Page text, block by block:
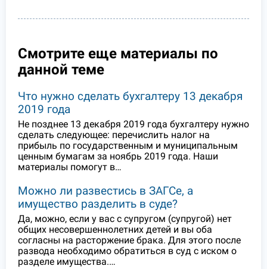
Смотрите еще материалы по
данной теме
Что нужно сделать бухгалтеру 13 декабря
2019 года
Не позднее 13 декабря 2019 года бухгалтеру нужно
сделать следующее: перечислить налог на
прибыль по государственным и муниципальным
ценным бумагам за ноябрь 2019 года. Наши
материалы помогут в…
Можно ли развестись в ЗАГСе, а
имущество разделить в суде?
Да, можно, если у вас с супругом (супругой) нет
общих несовершеннолетних детей и вы оба
согласны на расторжение брака. Для этого после
развода необходимо обратиться в суд с иском о
разделе имущества.…